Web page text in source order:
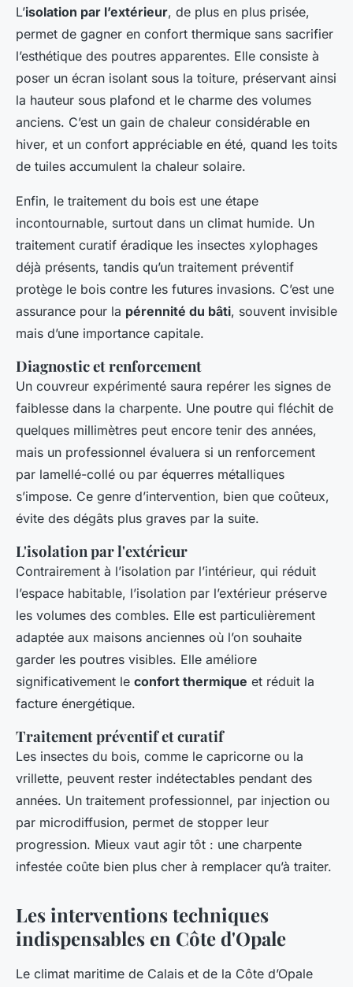
L’isolation par l’extérieur, de plus en plus prisée,
permet de gagner en confort thermique sans sacrifier
l’esthétique des poutres apparentes. Elle consiste à
poser un écran isolant sous la toiture, préservant ainsi
la hauteur sous plafond et le charme des volumes
anciens. C’est un gain de chaleur considérable en
hiver, et un confort appréciable en été, quand les toits
de tuiles accumulent la chaleur solaire.
Enfin, le traitement du bois est une étape
incontournable, surtout dans un climat humide. Un
traitement curatif éradique les insectes xylophages
déjà présents, tandis qu’un traitement préventif
protège le bois contre les futures invasions. C’est une
assurance pour la pérennité du bâti, souvent invisible
mais d’une importance capitale.
Diagnostic et renforcement
Un couvreur expérimenté saura repérer les signes de
faiblesse dans la charpente. Une poutre qui fléchit de
quelques millimètres peut encore tenir des années,
mais un professionnel évaluera si un renforcement
par lamellé-collé ou par équerres métalliques
s’impose. Ce genre d’intervention, bien que coûteux,
évite des dégâts plus graves par la suite.
L'isolation par l'extérieur
Contrairement à l’isolation par l’intérieur, qui réduit
l’espace habitable, l’isolation par l’extérieur préserve
les volumes des combles. Elle est particulièrement
adaptée aux maisons anciennes où l’on souhaite
garder les poutres visibles. Elle améliore
significativement le confort thermique et réduit la
facture énergétique.
Traitement préventif et curatif
Les insectes du bois, comme le capricorne ou la
vrillette, peuvent rester indétectables pendant des
années. Un traitement professionnel, par injection ou
par microdiffusion, permet de stopper leur
progression. Mieux vaut agir tôt : une charpente
infestée coûte bien plus cher à remplacer qu’à traiter.
Les interventions techniques
indispensables en Côte d'Opale
Le climat maritime de Calais et de la Côte d’Opale